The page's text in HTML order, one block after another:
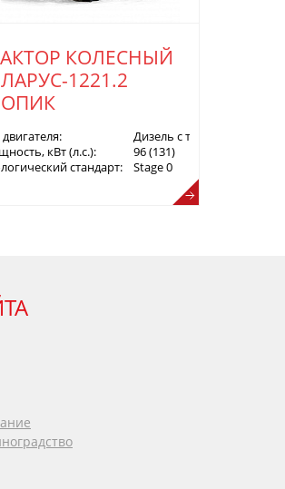
КОЛЕСНЫЙ
1221.2
Дизель с турбонаддувом
кВт (л.с.):
96 (131)
стандарт:
Stage 0